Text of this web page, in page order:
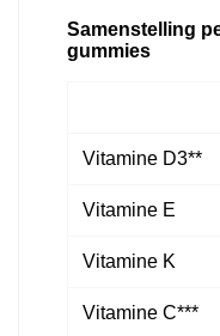
Samenstelling
gummies
Vitamine D3**
Vitamine E
Vitamine K
Vitamine C***